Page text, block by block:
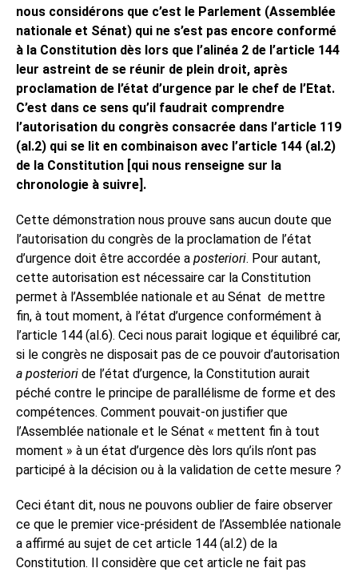
nous considérons que c’est le Parlement (Assemblée
nationale et Sénat) qui ne s’est pas encore conformé
à la Constitution dès lors que l’alinéa 2 de l’article 144
leur astreint de se réunir de plein droit, après
proclamation de l’état d’urgence par le chef de l’Etat.
C’est dans ce sens qu’il faudrait comprendre
l’autorisation du congrès consacrée dans l’article 119
(al.2) qui se lit en combinaison avec l’article 144 (al.2)
de la Constitution [qui nous renseigne sur la
chronologie à suivre].
Cette démonstration nous prouve sans aucun doute que
l’autorisation du congrès de la proclamation de l’état
d’urgence doit être accordée a posteriori. Pour autant,
cette autorisation est nécessaire car la Constitution
permet à l’Assemblée nationale et au Sénat de mettre
fin, à tout moment, à l’état d’urgence conformément à
l’article 144 (al.6). Ceci nous parait logique et équilibré car,
si le congrès ne disposait pas de ce pouvoir d’autorisation
a posteriori de l’état d’urgence, la Constitution aurait
péché contre le principe de parallélisme de forme et des
compétences. Comment pouvait-on justifier que
l’Assemblée nationale et le Sénat « mettent fin à tout
moment » à un état d’urgence dès lors qu’ils n’ont pas
participé à la décision ou à la validation de cette mesure ?
Ceci étant dit, nous ne pouvons oublier de faire observer
ce que le premier vice-président de l’Assemblée nationale
a affirmé au sujet de cet article 144 (al.2) de la
Constitution. Il considère que cet article ne fait pas